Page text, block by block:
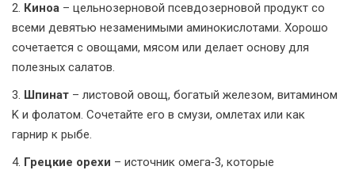
2. Киноа – цельнозерновой псевдозерновой продукт со
всеми девятью незаменимыми аминокислотами. Хорошо
сочетается с овощами, мясом или делает основу для
полезных салатов.
3. Шпинат – листовой овощ, богатый железом, витамином
K и фолатом. Сочетайте его в смузи, омлетах или как
гарнир к рыбе.
4. Грецкие орехи – источник омега‑3, которые